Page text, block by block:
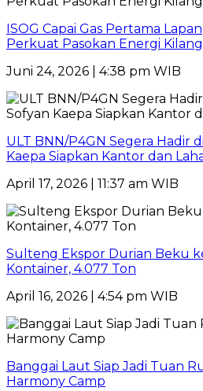
ISOG Capai Gas Pertama
Perkuat Pasokan Energi
Juni 24, 2026 | 4:38 pm WIB
ULT BNN/P4GN Segera Hadir
Kaepa Siapkan Kantor dan
April 17, 2026 | 11:37 am WIB
Sulteng Ekspor Durian Beku
Kontainer, 4.077 Ton
April 16, 2026 | 4:54 pm WIB
Banggai Laut Siap Jadi Tuan
Harmony Camp